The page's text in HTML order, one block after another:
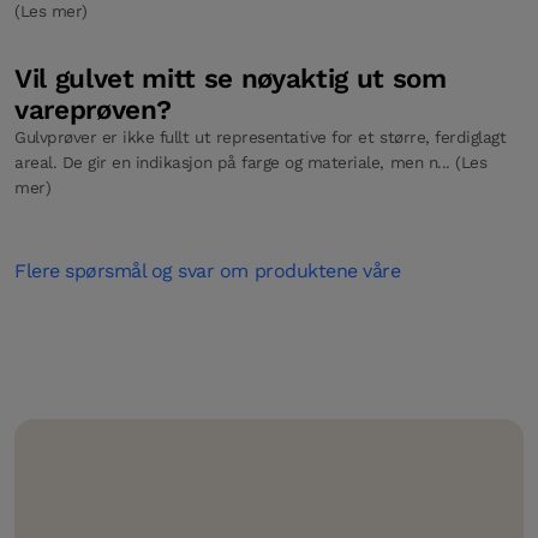
(Les mer)
Vil gulvet mitt se nøyaktig ut som
vareprøven?
Gulvprøver er ikke fullt ut representative for et større, ferdiglagt
areal. De gir en indikasjon på farge og materiale, men n... (Les
mer)
Flere spørsmål og svar om produktene våre